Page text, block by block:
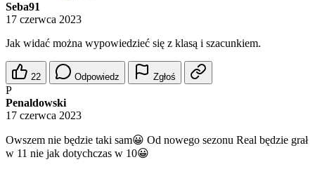
Seba91
17 czerwca 2023
Jak widać można wypowiedzieć się z klasą i szacunkiem.
22 Odpowiedz Zgłoś
P
Penaldowski
17 czerwca 2023
Owszem nie będzie taki sam😀 Od nowego sezonu Real będzie grał
w 11 nie jak dotychczas w 10😀